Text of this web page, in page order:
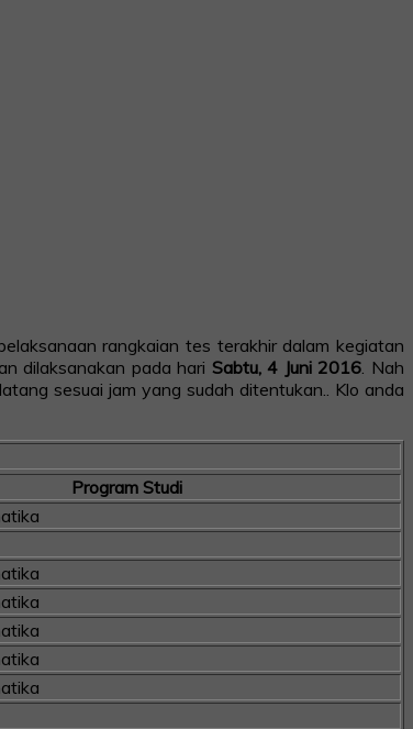
rangkaian tes terakhir dalam kegiatan
dilaksanakan pada hari Sabtu, 4 Juni 2016. Nah
sesuai jam yang sudah ditentukan.. Klo anda
Program Studi